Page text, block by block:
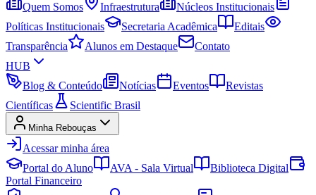
Quem Somos
Infraestrutura
Núcleos Institucionais
Políticas Institucionais
Secretaria Acadêmica
Editais
Transparência
Alunos em Destaque
Contato
HUB
Blog & Conteúdo
Notícias Eventos
Revistas
Científicas
Scientific Brasil
Minha Rebouças
Acessar minha área
Portal do Aluno
AVA - Sala Virtual
Biblioteca Digital
Portal Financeiro